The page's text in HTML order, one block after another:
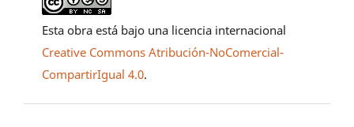
Esta obra está bajo una licencia internacional
Creative Commons Atribución-NoComercial-
CompartirIgual 4.0.